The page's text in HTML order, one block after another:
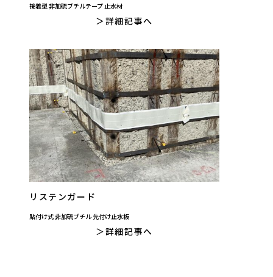
接着型 非加硫ブチルテープ 止水材
詳細記事へ
リステンガード
貼付け式 非加硫ブチル 先付け止水板
詳細記事へ